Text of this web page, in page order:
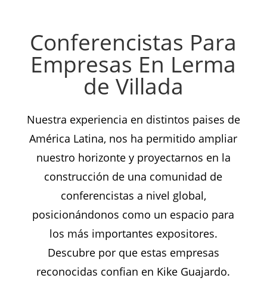
Conferencistas Para
Empresas En Lerma
de Villada
Nuestra experiencia en distintos paises de
América Latina, nos ha permitido ampliar
nuestro horizonte y proyectarnos en la
construcción de una comunidad de
conferencistas a nivel global,
posicionándonos como un espacio para
los más importantes expositores.
Descubre por que estas empresas
reconocidas confian en Kike Guajardo.